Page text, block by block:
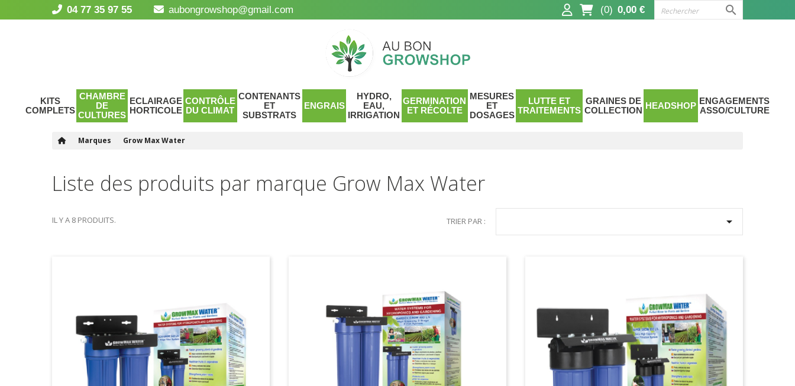
04 77 35 97 55 aubongrowshop@gmail.com (0) 0,00 € 
KITS
COMPLETS
CHAMBRE
DE
CULTURES
ECLAIRAGE
HORTICOLE
CONTRÔLE
DU CLIMAT
CONTENANTS
ET
SUBSTRATS
ENGRAIS
HYDRO,
EAU,
IRRIGATION
GERMINATION
ET RÉCOLTE
MESURES
ET
DOSAGES
LUTTE ET
TRAITEMENTS
GRAINES DE
COLLECTION HEADSHOP ENGAGEMENTS
ASSO/CULTURE
Marques Grow Max Water
Liste des produits par marque Grow Max Water
IL Y A 8 PRODUITS. TRIER PAR : 